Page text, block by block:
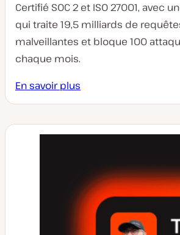
Certifié SOC 2 et ISO 27001, avec
qui traite 19,5 milliards de
malveillantes et bloque 100
chaque mois.
En savoir plus